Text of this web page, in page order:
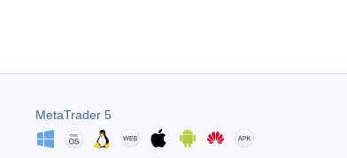
MetaTrader 5